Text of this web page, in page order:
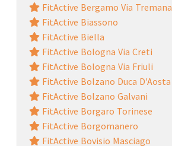
FitActive Bergamo Via Tremana
FitActive Biassono
FitActive Biella
FitActive Bologna Via Creti
FitActive Bologna Via Friuli
FitActive Bolzano Duca D'Aosta
FitActive Bolzano Galvani
FitActive Borgaro Torinese
FitActive Borgomanero
FitActive Bovisio Masciago